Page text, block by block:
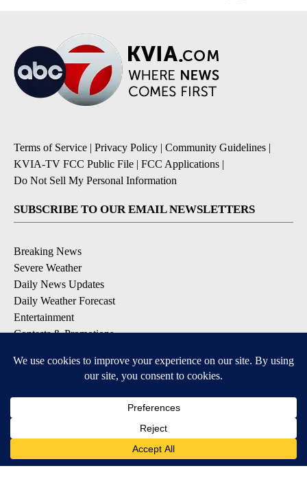
Terms of Service | Privacy Policy | Community Guidelines |
KVIA-TV FCC Public File | FCC Applications |
Do Not Sell My Personal Information
SUBSCRIBE TO OUR EMAIL NEWSLETTERS
Breaking News
Severe Weather
Daily News Updates
Daily Weather Forecast
Entertainment
Contests & Promotions
DOWNLOAD OUR APPS
Available for iOS and Android